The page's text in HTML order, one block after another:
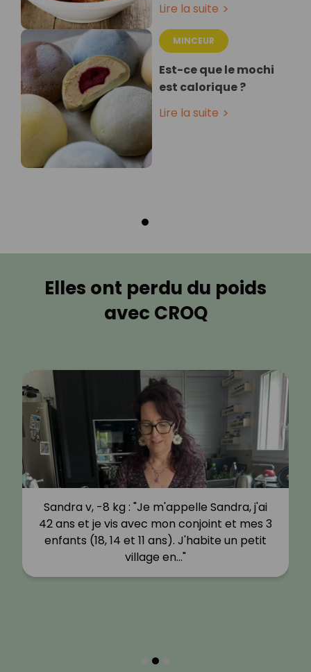
Lire la suite
MINCEUR
Est-ce que le mochi
est calorique ?
Lire la suite
Elles ont perdu du poids
avec CROQ
Sandra v, -8 kg : "Je m'appelle Sandra, j'ai
42 ans et je vis avec mon conjoint et mes 3
enfants (18, 14 et 11 ans). J'habite un petit
village en…"